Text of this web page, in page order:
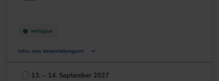
Verfügbar
Infos zum Veranstaltungsort
Deutschland
13. – 14. September 2027